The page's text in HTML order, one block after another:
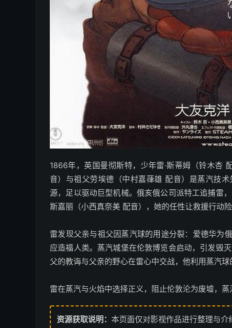
1866年，英国曼彻斯特，少年雷·斯蒂姆（铃木杏
音）与祖父劳埃德（中村嘉葎雄 配音）是蒸汽技
源，足以驱动巨型机械。俄亥俄公司派特工追捕雷
斯嘉丽（小西真奈美 配音），她的任性让救援行动险
雷发现父亲与祖父因蒸汽球的用途分裂：爱德华为
应造福人类。蒸汽城堡在伦敦博览会启动，引发毁
父的教诲与父亲的野心在雷心中交战，他利用蒸汽球
雷在蒸汽与火焰中选择正义，阻止伦敦沦为废墟，蒸
资源获取说明： 本页面仅对影视作品进行整理与介